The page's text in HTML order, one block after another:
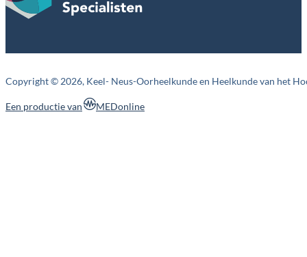
Copyright © 2026, Keel- Neus-Oorheelkunde en Heelkunde van het
MEDonline